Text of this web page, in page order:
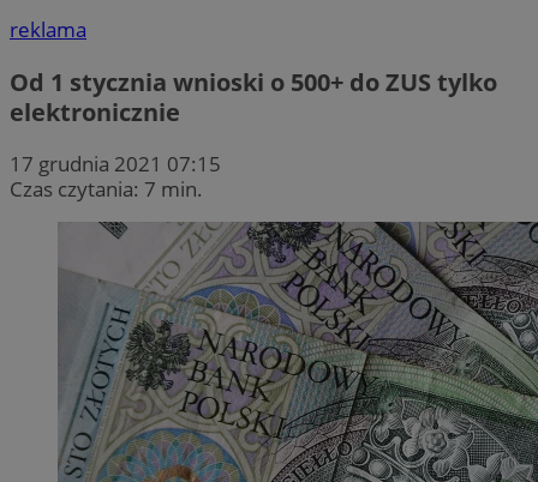
reklama
Od 1 stycznia wnioski o 500+ do ZUS tylko
elektronicznie
17 grudnia 2021 07:15
Czas czytania: 7 min.